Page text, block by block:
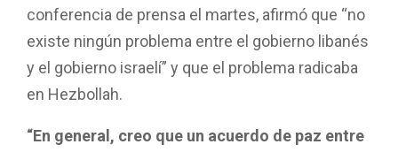
conferencia de prensa el martes, afirmó que “no
existe ningún problema entre el gobierno libanés
y el gobierno israelí” y que el problema radicaba
en Hezbollah.
“En general, creo que un acuerdo de paz entre